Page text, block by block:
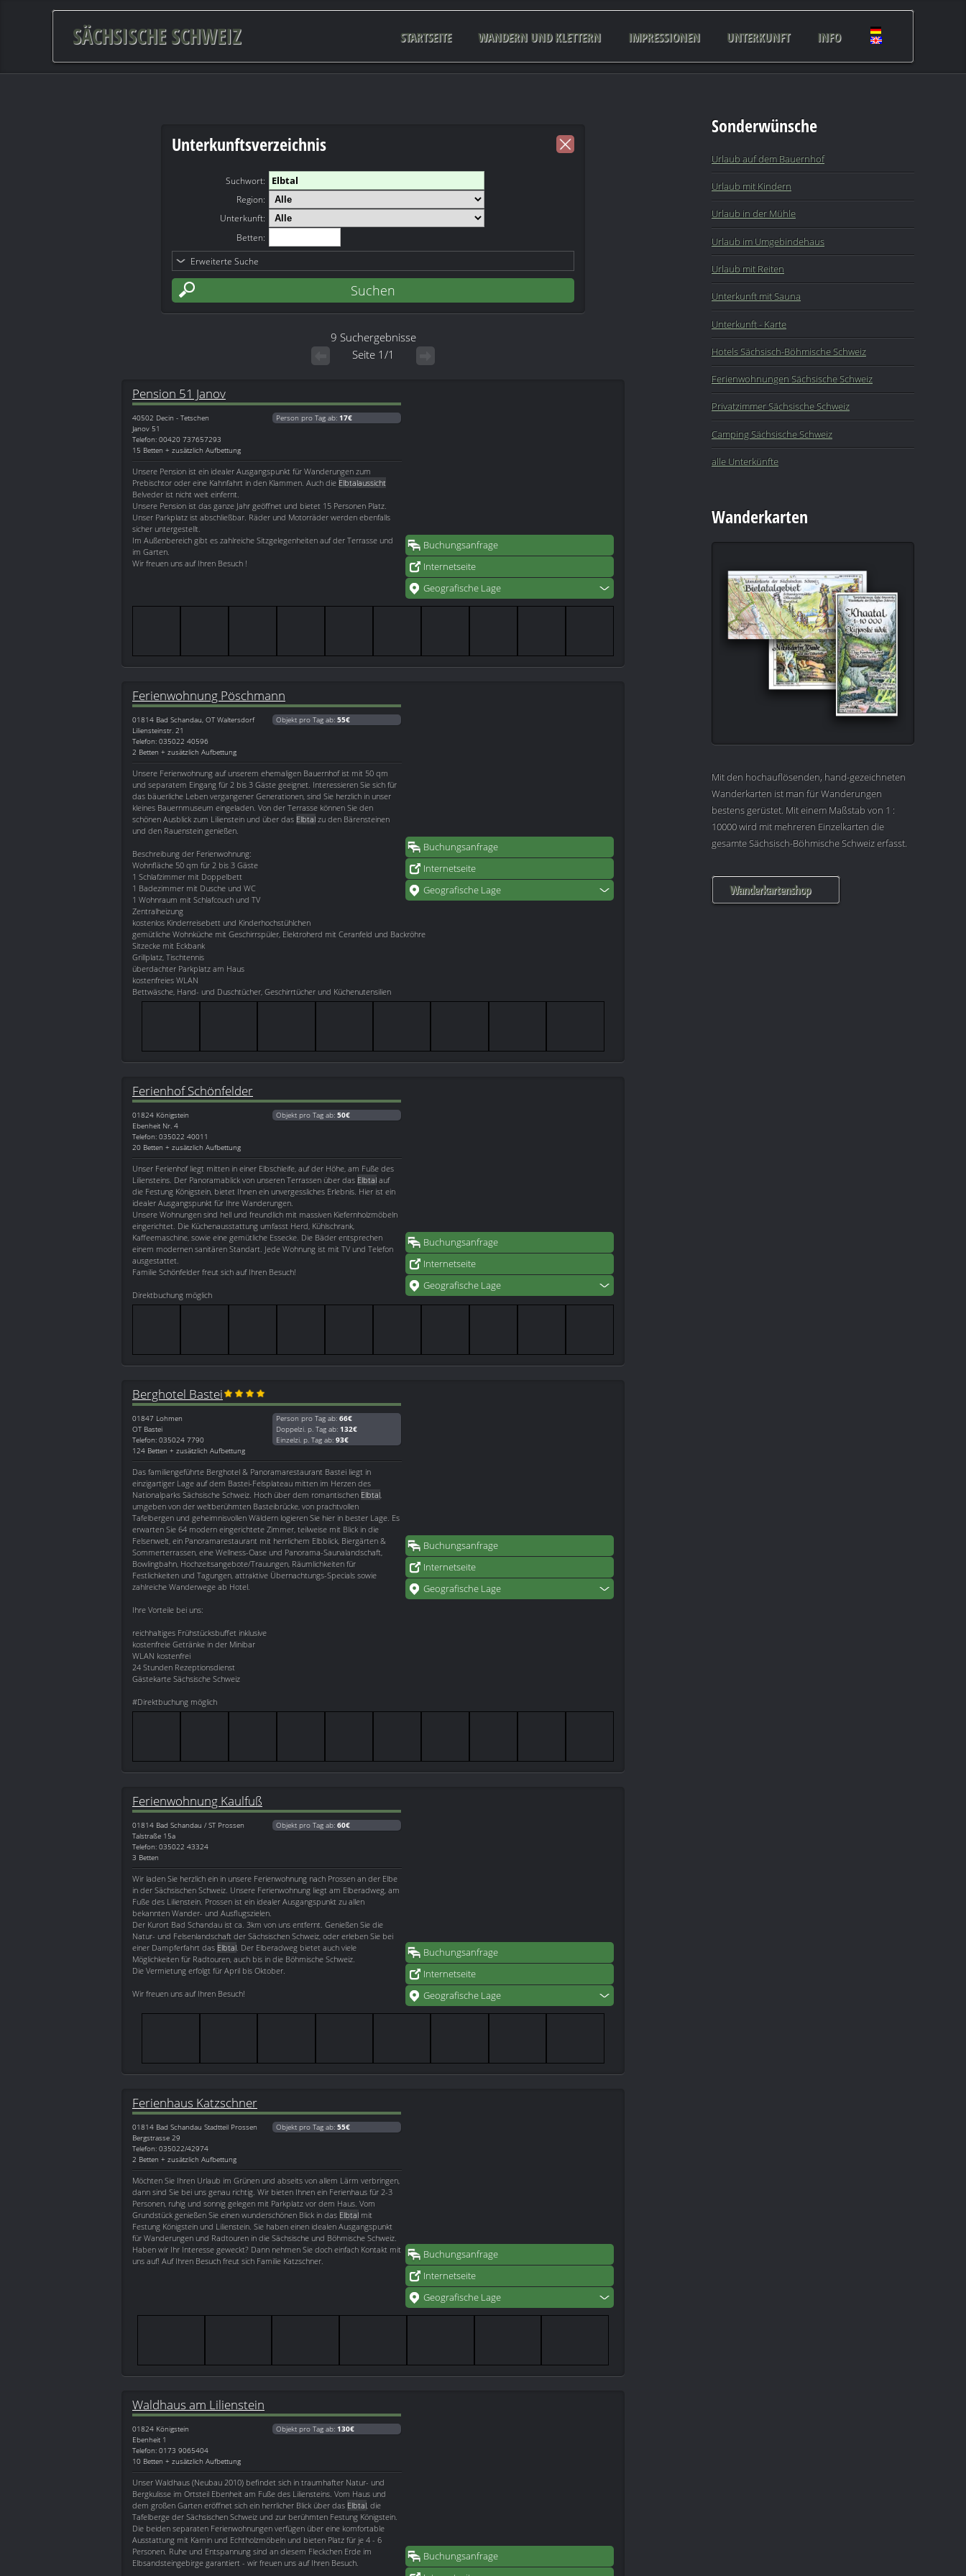
SÄCHSISCHE SCHWEIZ STARTSEITE WANDERN UND KLETTERN IMPRESSIONEN UNTERKUNFT INFO
Unterkunftsverzeichnis
Suchwort:
Region:
Unterkunft:
Betten:
Erweiterte Suche
9 Suchergebnisse
Seite 1/1
Buchungsanfrage
Internetseite
Geografische Lage
Pension 51 Janov
40502 Decin - Tetschen
Janov 51
Telefon: 00420 737657293
15 Betten + zusätzlich Aufbettung
Person pro Tag ab: 17€
Unsere Pension ist ein idealer Ausgangspunkt für Wanderungen zum
Prebischtor oder eine Kahnfahrt in den Klammen. Auch die Elbtalaussicht
Belveder ist nicht weit einfernt.
Unsere Pension ist das ganze Jahr geöffnet und bietet 15 Personen Platz.
Unser Parkplatz ist abschließbar. Räder und Motorräder werden ebenfalls
sicher untergestellt.
Im Außenbereich gibt es zahlreiche Sitzgelegenheiten auf der Terrasse und
im Garten.
Wir freuen uns auf Ihren Besuch !
Buchungsanfrage
Internetseite
Geografische Lage
Ferienwohnung Pöschmann
01814 Bad Schandau, OT Waltersdorf
Liliensteinstr. 21
Telefon: 035022 40596
2 Betten + zusätzlich Aufbettung
Objekt pro Tag ab: 55€
Unsere Ferienwohnung auf unserem ehemaligen Bauernhof ist mit 50 qm
und separatem Eingang für 2 bis 3 Gäste geeignet. Interessieren Sie sich für
das bäuerliche Leben vergangener Generationen, sind Sie herzlich in unser
kleines Bauernmuseum eingeladen. Von der Terrasse können Sie den
schönen Ausblick zum Lilienstein und über das Elbtal zu den Bärensteinen
und den Rauenstein genießen.
Beschreibung der Ferienwohnung:
Wohnfläche 50 qm für 2 bis 3 Gäste
1 Schlafzimmer mit Doppelbett
1 Badezimmer mit Dusche und WC
1 Wohnraum mit Schlafcouch und TV
Zentralheizung
kostenlos Kinderreisebett und Kinderhochstühlchen
gemütliche Wohnküche mit Geschirrspüler, Elektroherd mit Ceranfeld und Backröhre
Sitzecke mit Eckbank
Grillplatz, Tischtennis
überdachter Parkplatz am Haus
kostenfreies WLAN
Bettwäsche, Hand- und Duschtücher, Geschirrtücher und Küchenutensilien
Buchungsanfrage
Internetseite
Geografische Lage
Ferienhof Schönfelder
01824 Königstein
Ebenheit Nr. 4
Telefon: 035022 40011
20 Betten + zusätzlich Aufbettung
Objekt pro Tag ab: 50€
Unser Ferienhof liegt mitten in einer Elbschleife, auf der Höhe, am Fuße des
Liliensteins. Der Panoramablick von unseren Terrassen über das Elbtal auf
die Festung Königstein, bietet Ihnen ein unvergessliches Erlebnis. Hier ist ein
idealer Ausgangspunkt für Ihre Wanderungen.
Unsere Wohnungen sind hell und freundlich mit massiven Kiefernholzmöbeln
eingerichtet. Die Küchenausstattung umfasst Herd, Kühlschrank,
Kaffeemaschine, sowie eine gemütliche Essecke. Die Bäder entsprechen
einem modernen sanitären Standart. Jede Wohnung ist mit TV und Telefon
ausgestattet.
Familie Schönfelder freut sich auf Ihren Besuch!
Direktbuchung möglich
Buchungsanfrage
Internetseite
Geografische Lage
Berghotel Bastei
01847 Lohmen
OT Bastei
Telefon: 035024 7790
124 Betten + zusätzlich Aufbettung
Person pro Tag ab: 66€
Doppelzi. p. Tag ab: 132€
Einzelzi. p. Tag ab: 93€
Das familiengeführte Berghotel & Panoramarestaurant Bastei liegt in
einzigartiger Lage auf dem Bastei-Felsplateau mitten im Herzen des
Nationalparks Sächsische Schweiz. Hoch über dem romantischen Elbtal,
umgeben von der weltberühmten Basteibrücke, von prachtvollen
Tafelbergen und geheimnisvollen Wäldern logieren Sie hier in bester Lage. Es
erwarten Sie 64 modern eingerichtete Zimmer, teilweise mit Blick in die
Felsenwelt, ein Panoramarestaurant mit herrlichem Elbblick, Biergärten &
Sommerterrassen, eine Wellness-Oase und Panorama-Saunalandschaft,
Bowlingbahn, Hochzeitsangebote/Trauungen, Räumlichkeiten für
Festlichkeiten und Tagungen, attraktive Übernachtungs-Specials sowie
zahlreiche Wanderwege ab Hotel.
Ihre Vorteile bei uns:
reichhaltiges Frühstücksbuffet inklusive
kostenfreie Getränke in der Minibar
WLAN kostenfrei
24 Stunden Rezeptionsdienst
Gästekarte Sächsische Schweiz
#Direktbuchung möglich
Buchungsanfrage
Internetseite
Geografische Lage
Ferienwohnung Kaulfuß
01814 Bad Schandau / ST Prossen
Talstraße 15a
Telefon: 035022 43324
3 Betten
Objekt pro Tag ab: 60€
Wir laden Sie herzlich ein in unsere Ferienwohnung nach Prossen an der Elbe
in der Sächsischen Schweiz. Unsere Ferienwohnung liegt am Elberadweg, am
Fuße des Lilienstein. Prossen ist ein idealer Ausgangspunkt zu allen
bekannten Wander- und Ausflugszielen.
Der Kurort Bad Schandau ist ca. 3km von uns entfernt. Genießen Sie die
Natur- und Felsenlandschaft der Sächsischen Schweiz, oder erleben Sie bei
einer Dampferfahrt das Elbtal. Der Elberadweg bietet auch viele
Möglichkeiten für Radtouren, auch bis in die Böhmische Schweiz.
Die Vermietung erfolgt für April bis Oktober.
Wir freuen uns auf Ihren Besuch!
Buchungsanfrage
Internetseite
Geografische Lage
Ferienhaus Katzschner
01814 Bad Schandau Stadtteil Prossen
Bergstrasse 29
Telefon: 035022/42974
2 Betten + zusätzlich Aufbettung
Objekt pro Tag ab: 55€
Möchten Sie Ihren Urlaub im Grünen und abseits von allem Lärm verbringen,
dann sind Sie bei uns genau richtig. Wir bieten Ihnen ein Ferienhaus für 2-3
Personen, ruhig und sonnig gelegen mit Parkplatz vor dem Haus. Vom
Grundstück genießen Sie einen wunderschönen Blick in das Elbtal mit
Festung Königstein und Lilienstein. Sie haben einen idealen Ausgangspunkt
für Wanderungen und Radtouren in die Sächsische und Böhmische Schweiz.
Haben wir Ihr Interesse geweckt? Dann nehmen Sie doch einfach Kontakt mit
uns auf! Auf Ihren Besuch freut sich Familie Katzschner.
Buchungsanfrage
Waldhaus am Lilienstein
01824 Königstein
Ebenheit 1
Telefon: 0173 9065404
10 Betten + zusätzlich Aufbettung
Objekt pro Tag ab: 130€
Unser Waldhaus (Neubau 2010) befindet sich in traumhafter Natur- und
Bergkulisse im Ortsteil Ebenheit am Fuße des Liliensteins. Vom Haus und
dem großen Garten eröffnet sich ein herrlicher Blick über das Elbtal, die
Tafelberge der Sächsischen Schweiz und zur berühmten Festung Königstein.
Die beiden separaten Ferienwohnungen verfügen über eine komfortable
Ausstattung mit Kamin und Echtholzmöbeln und bieten Platz für je 4 - 6
Personen. Ruhe und Entspannung sind an diesem Fleckchen Erde im
Elbsandsteingebirge garantiert - wir freuen uns auf Ihren Besuch.
Sonderwünsche
Urlaub auf dem Bauernhof
Urlaub mit Kindern
Urlaub in der Mühle
Urlaub im Umgebindehaus
Urlaub mit Reiten
Unterkunft mit Sauna
Unterkunft - Karte
Hotels Sächsisch-Böhmische Schweiz
Ferienwohnungen Sächsische Schweiz
Privatzimmer Sächsische Schweiz
Camping Sächsische Schweiz
alle Unterkünfte
Wanderkarten
Mit den hochauflösenden, hand-gezeichneten
Wanderkarten ist man für Wanderungen
bestens gerüstet. Mit einem Maßstab von 1 :
10000 wird mit mehreren Einzelkarten die
gesamte Sächsisch-Böhmische Schweiz erfasst.
Wanderkartenshop